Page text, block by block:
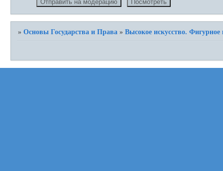
»Основы Государства и Права »Высокое искусство. Фигурное